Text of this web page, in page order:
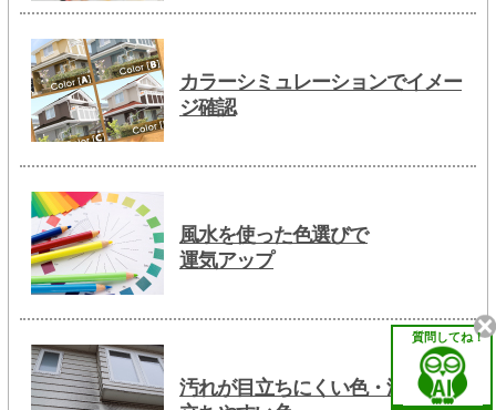
カラーシミュレーションでイメー
ジ確認
風水を使った色選びで
運気アップ
汚れが目立ちにくい色・汚れが目
質問してね！